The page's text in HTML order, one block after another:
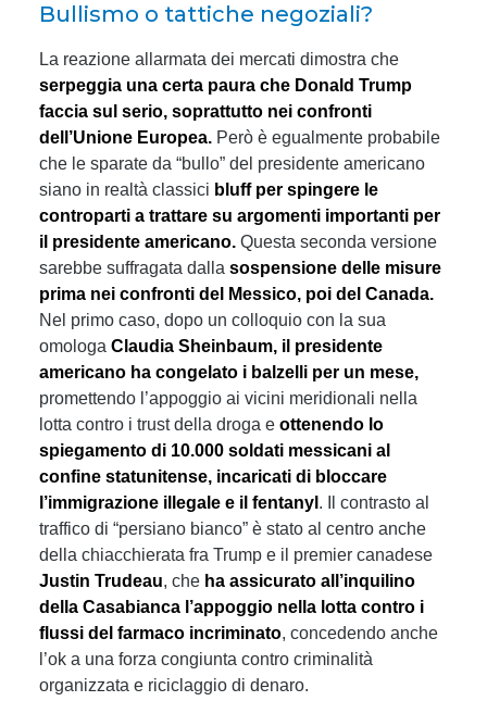
Bullismo o tattiche negoziali?
La reazione allarmata dei mercati dimostra che
serpeggia una certa paura che Donald Trump
faccia sul serio, soprattutto nei confronti
dell’Unione Europea. Però è egualmente probabile
che le sparate da “bullo” del presidente americano
siano in realtà classici bluff per spingere le
controparti a trattare su argomenti importanti per
il presidente americano. Questa seconda versione
sarebbe suffragata dalla sospensione delle misure
prima nei confronti del Messico, poi del Canada.
Nel primo caso, dopo un colloquio con la sua
omologa Claudia Sheinbaum, il presidente
americano ha congelato i balzelli per un mese,
promettendo l’appoggio ai vicini meridionali nella
lotta contro i trust della droga e ottenendo lo
spiegamento di 10.000 soldati messicani al
confine statunitense, incaricati di bloccare
l’immigrazione illegale e il fentanyl . Il contrasto al
traffico di “persiano bianco” è stato al centro anche
della chiacchierata fra Trump e il premier canadese
Justin Trudeau, che ha assicurato all’inquilino
della Casabianca l’appoggio nella lotta contro i
flussi del farmaco incriminato, concedendo anche
l’ok a una forza congiunta contro criminalità
organizzata e riciclaggio di denaro.